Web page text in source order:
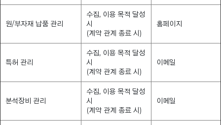
원/부자재 납품 관리
수집, 이용 목적 달성
시
(계약 관계 종료 시)
홈페이지
특허 관리
수집, 이용 목적 달성
시
(계약 관계 종료 시)
이메일
분석장비 관리
수집, 이용 목적 달성
시
(계약 관계 종료 시)
이메일